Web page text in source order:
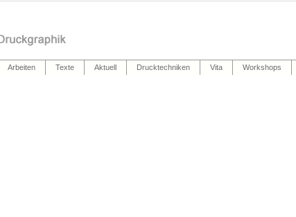
Arbeiten Texte Aktuell Drucktechniken Vita Workshops